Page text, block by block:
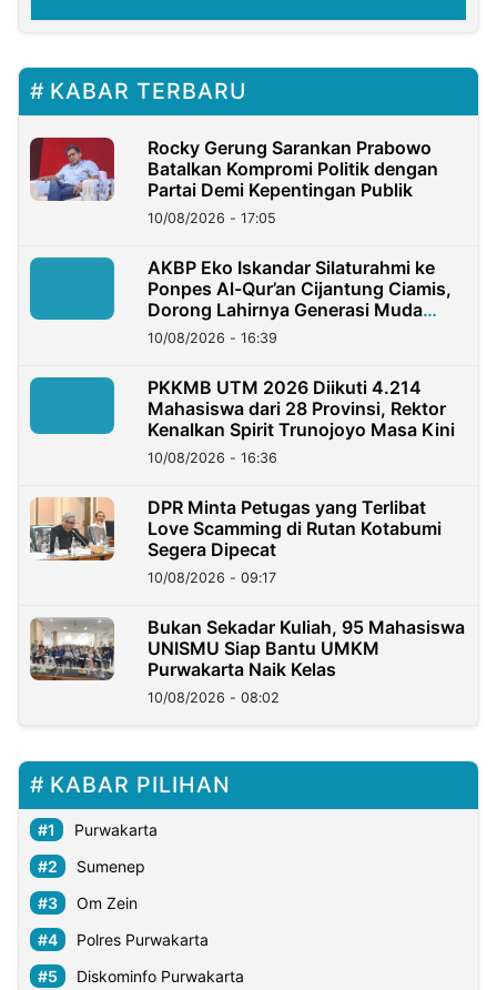
KABAR TERBARU
Rocky Gerung Sarankan Prabowo
Batalkan Kompromi Politik dengan
Partai Demi Kepentingan Publik
10/08/2026 - 17:05
AKBP Eko Iskandar Silaturahmi ke
Ponpes Al-Qur’an Cijantung Ciamis,
Dorong Lahirnya Generasi Muda
Berkarakter
10/08/2026 - 16:39
PKKMB UTM 2026 Diikuti 4.214
Mahasiswa dari 28 Provinsi, Rektor
Kenalkan Spirit Trunojoyo Masa Kini
10/08/2026 - 16:36
DPR Minta Petugas yang Terlibat
Love Scamming di Rutan Kotabumi
Segera Dipecat
10/08/2026 - 09:17
Bukan Sekadar Kuliah, 95 Mahasiswa
UNISMU Siap Bantu UMKM
Purwakarta Naik Kelas
10/08/2026 - 08:02
KABAR PILIHAN
Purwakarta
Sumenep
Om Zein
Polres Purwakarta
Diskominfo Purwakarta